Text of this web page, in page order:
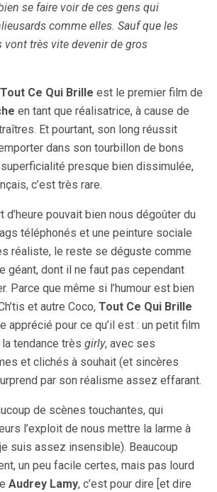
se faire voir de ces gens qui
comme elles. Sauf que les
très vite devenir de gros
Tout Ce Qui Brille est le premier film de
en tant que réalisatrice, à cause de
Et pourtant, son long réussit
dans son tourbillon de bons
presque bien dissimulée,
c’est très rare.
d’heure pouvait bien nous dégoûter du
téléphonés et une peinture sociale
réaliste, le reste se déguste comme
géant, dont il ne faut pas cependant
Parce que même si l’humour est bien
et autre Coco, Tout Ce Qui Brille
apprécié pour ce qu’il est : un petit film
tendance très girly, avec ses
et clichés à souhait (et sincères
par son réalisme assez effarant.
de scènes touchantes, qui
l’exploit de nous mettre la larme à
suis assez insensible). Beaucoup
un peu facile certes, mais pas lourd
Audrey Lamy, c’est pour dire [et dire